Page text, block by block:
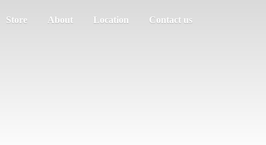
Store About Location Contact us